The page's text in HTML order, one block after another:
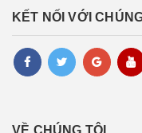
KẾT NỐI VỚI